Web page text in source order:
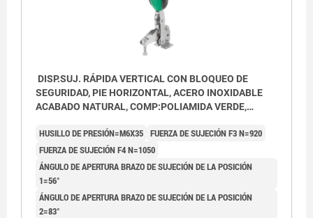
DISP.SUJ. RÁPIDA VERTICAL CON BLOQUEO DE
SEGURIDAD, PIE HORIZONTAL, ACERO INOXIDABLE
ACABADO NATURAL, COMP:POLIAMIDA VERDE,
HUSILLO DE PRESIÓN=M6X35 FUERZA DE SUJECIÓN F3 N=920
FUERZA DE SUJECIÓN F4 N=1050
ÁNGULO DE APERTURA BRAZO DE SUJECIÓN DE LA POSICIÓN
1=56°
ÁNGULO DE APERTURA BRAZO DE SUJECIÓN DE LA POSICIÓN
2=83°